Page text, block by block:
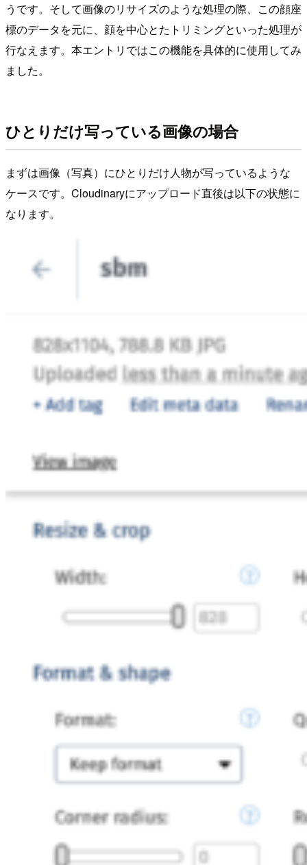
うです。そして画像のリサイズのような処理の際、この顔座
標のデータを元に、顔を中心とたトリミングといった処理が
行なえます。本エントリではこの機能を具体的に使用してみ
ました。
ひとりだけ写っている画像の場合
まずは画像（写真）にひとりだけ人物が写っているような
ケースです。Cloudinaryにアップロード直後は以下の状態に
なります。